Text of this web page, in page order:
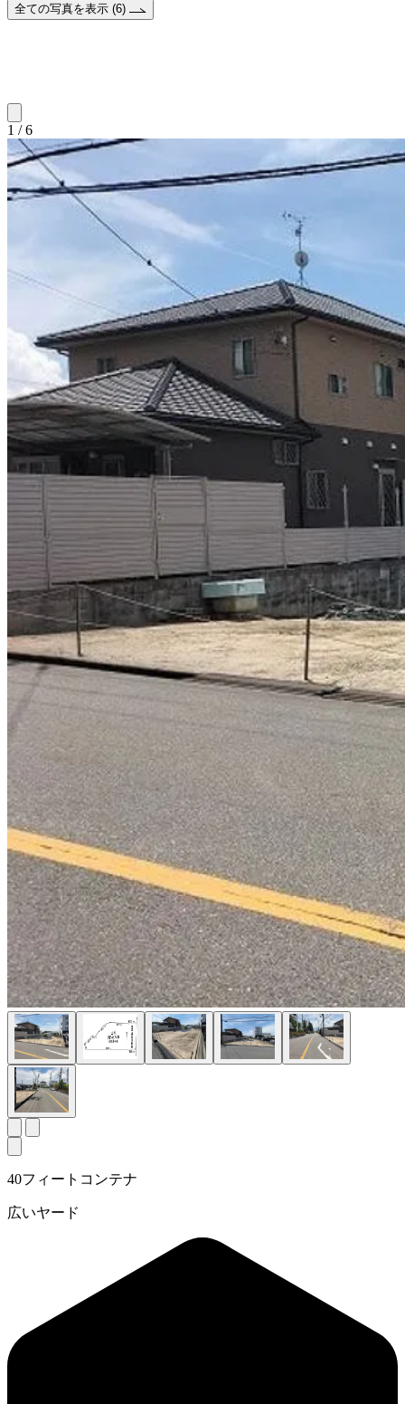
全ての写真を表示 (6)
1 / 6
40フィートコンテナ
広いヤード